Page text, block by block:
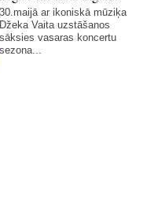
30.maijā ar ikoniskā mūziķa
Džeka Vaita uzstāšanos
sāksies vasaras koncertu
sezona...